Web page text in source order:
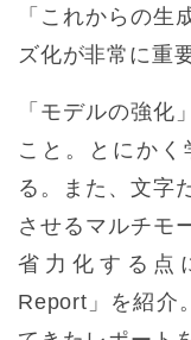
「これからの生
ズ化が非常に重
「モデルの強化
こと。とにか
る。また、文字
させるマルチモ
省力化する点
Report」を紹介